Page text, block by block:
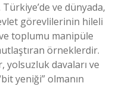
ve dünyada,
görevlilerinin hileli
toplumu manipüle
örneklerdir.
yolsuzluk davaları ve
yeniği” olmanın